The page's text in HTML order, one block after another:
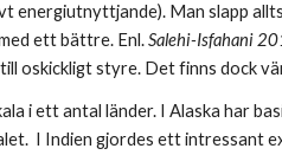
energiutnyttjande). Man slapp
ett bättre. Enl. Salehi-Isfahani
oskickligt styre. Det finns dock
i ett antal länder. I Alaska har
I Indien gjordes ett intressant